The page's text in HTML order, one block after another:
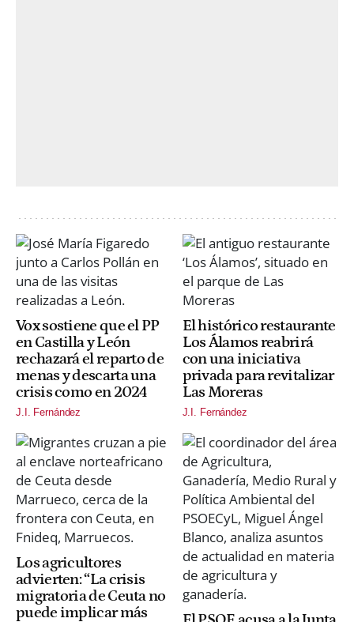
Vox sostiene que el PP
en Castilla y León
rechazará el reparto de
menas y descarta una
crisis como en 2024
J.I. Fernández
El histórico restaurante
Los Álamos reabrirá
con una iniciativa
privada para revitalizar
Las Moreras
J.I. Fernández
Los agricultores
advierten: “La crisis
migratoria de Ceuta no
puede implicar más